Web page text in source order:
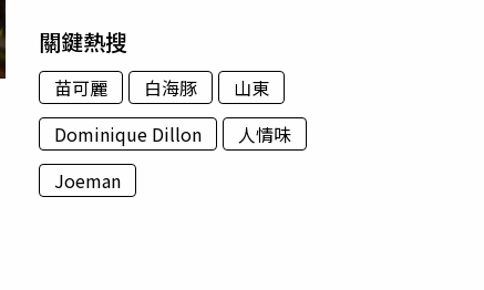
關鍵熱搜
苗可麗 白海豚
山東
Dominique Dillon
人情味
Joeman